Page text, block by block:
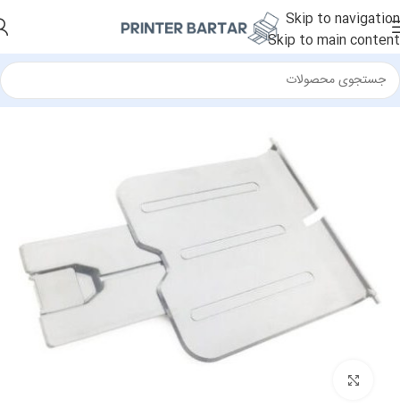
Skip to navigation
Skip to main content
خانه/قطعات جانبی/سینی